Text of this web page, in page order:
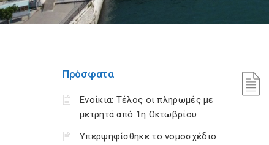
Πρόσφατα
Ενοίκια: Τέλος οι πληρωμές με
μετρητά από 1η Οκτωβρίου
Υπερψηφίσθηκε το νομοσχέδιο